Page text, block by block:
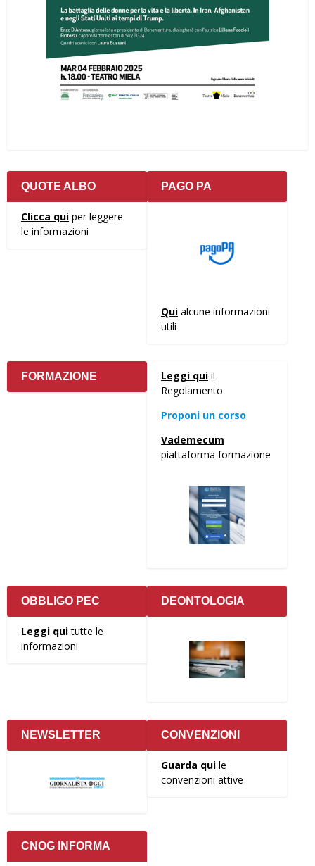
QUOTE ALBO
Clicca qui per leggere
le informazioni
PAGO PA
Qui alcune informazioni
utili
FORMAZIONE Leggi qui il
Regolamento
Proponi un corso
Vademecum
piattaforma formazione
OBBLIGO PEC
Leggi quitutte le
informazioni
DEONTOLOGIA
NEWSLETTER CONVENZIONI
Guarda qui le
convenzioni attive
CNOG INFORMA